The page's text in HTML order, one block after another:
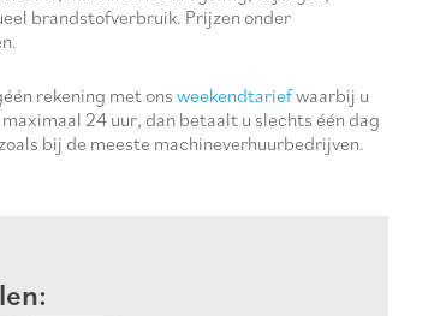
brandstofverbruik. Prijzen onder
rekening met onsweekendtariefwaarbij u
24 uur, dan betaalt u slechts één dag
bij de meeste machineverhuurbedrijven.